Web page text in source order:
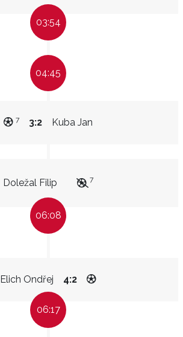
03:54
04:45
Kuba Jan
3:2
7
Doležal Filip 7
06:08
Elich Ondřej 4:2
06:17